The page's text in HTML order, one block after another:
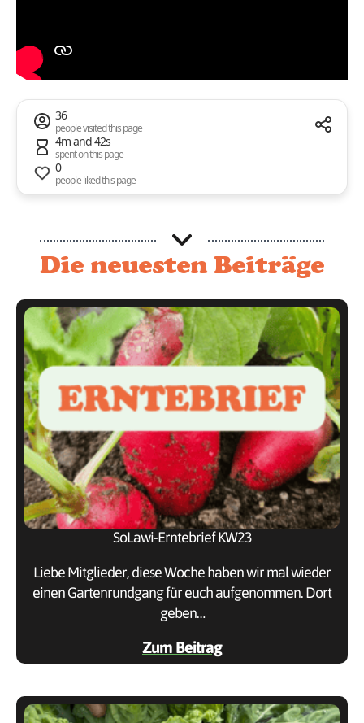
36
people visited this page
4m and 42s
spent on this page
0
people liked this page
Die neuesten Beiträge
SoLawi-Erntebrief KW23
Liebe Mitglieder, diese Woche haben wir mal wieder
einen Gartenrundgang für euch aufgenommen. Dort
geben…
Zum Beitrag